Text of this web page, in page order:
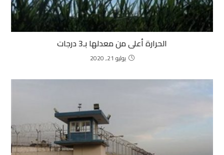
الحرارة أعلى من معدلها بـ3 درجات
يوليو 21, 2020